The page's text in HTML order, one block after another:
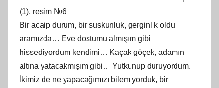
(1), resim №6
Bir acaip durum, bir suskunluk, gerginlik oldu
aramızda… Eve dostumu almışım gibi
hissediyordum kendimi… Kaçak göçek, adamın
altına yatacakmışım gibi… Yutkunup duruyordum.
İkimiz de ne yapacağımızı bilemiyorduk, bir